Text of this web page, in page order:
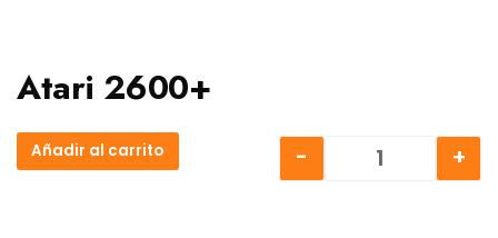
Atari 2600+
Atari 2600+
- +
Añadir al carrito